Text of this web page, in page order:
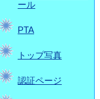
ール
PTA
トップ写真
認証ページ